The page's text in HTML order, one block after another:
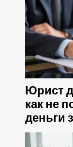
Юрист
как не
деньги